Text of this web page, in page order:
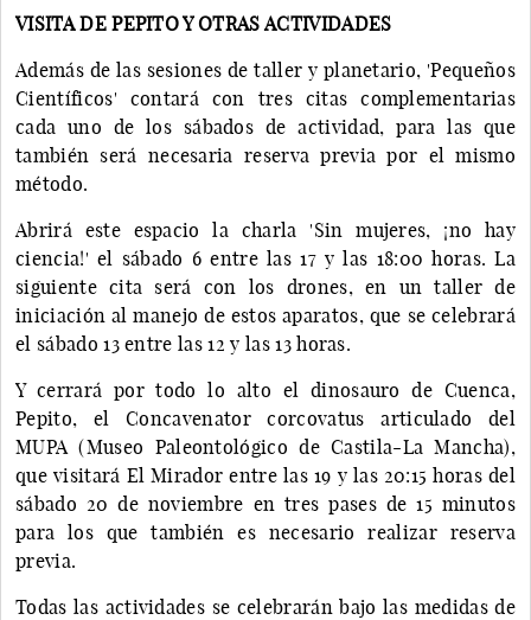
VISITA DE PEPITO Y OTRAS ACTIVIDADES
Además de las sesiones de taller y planetario, 'Pequeños
Científicos' contará con tres citas complementarias
cada uno de los sábados de actividad, para las que
también será necesaria reserva previa por el mismo
método.
Abrirá este espacio la charla 'Sin mujeres, ¡no hay
ciencia!' el sábado 6 entre las 17 y las 18:00 horas. La
siguiente cita será con los drones, en un taller de
iniciación al manejo de estos aparatos, que se celebrará
el sábado 13 entre las 12 y las 13 horas.
Y cerrará por todo lo alto el dinosauro de Cuenca,
Pepito, el Concavenator corcovatus articulado del
MUPA (Museo Paleontológico de Castila-La Mancha),
que visitará El Mirador entre las 19 y las 20:15 horas del
sábado 20 de noviembre en tres pases de 15 minutos
para los que también es necesario realizar reserva
previa.
Todas las actividades se celebrarán bajo las medidas de